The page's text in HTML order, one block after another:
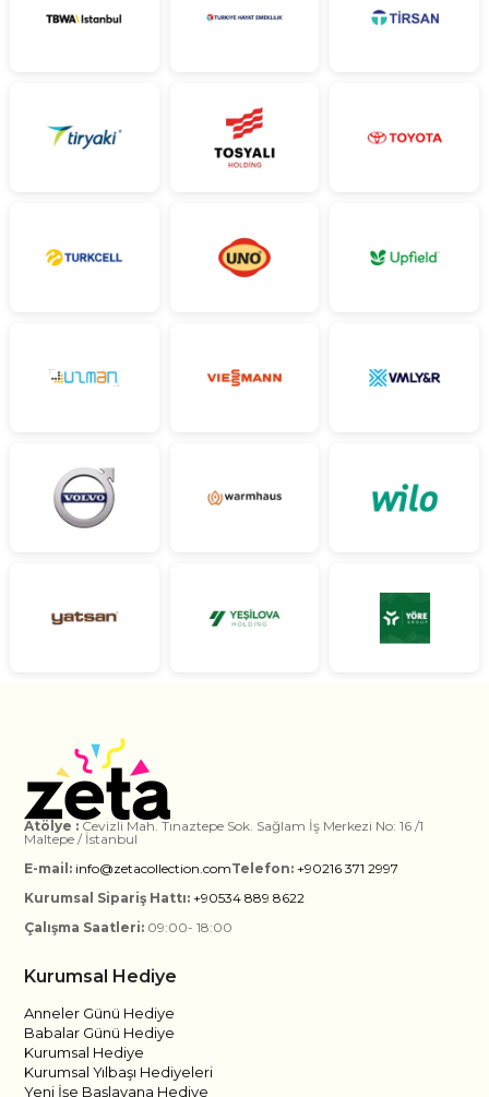
Atölye : Cevizli Mah. Tınaztepe Sok. Sağlam İş Merkezi No: 16 /1
Maltepe / İstanbul
E-mail: info@zetacollection.comTelefon: +90216 371 2997
Kurumsal Sipariş Hattı: +90534 889 8622
Çalışma Saatleri: 09:00- 18:00
Kurumsal Hediye
Anneler Günü Hediye
Babalar Günü Hediye
Kurumsal Hediye
Kurumsal Yılbaşı Hediyeleri
Yeni İşe Başlayana Hediye